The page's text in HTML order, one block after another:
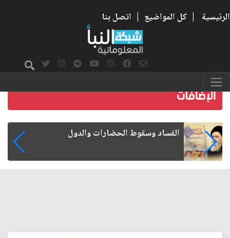
الرئيسية | كل المواضيع | اتصل بنا
رواتب الموظفين على صفيح ساخن